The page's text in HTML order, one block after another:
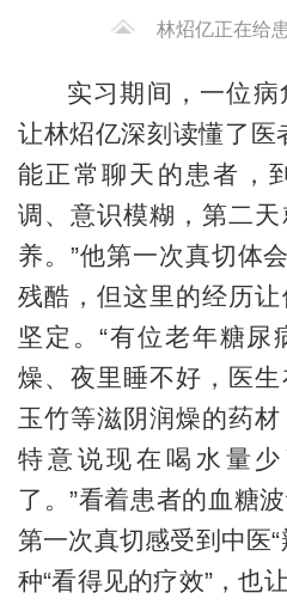
林炤亿正在给
实习期间，一位病
让林炤亿深刻读懂了医
能正常聊天的患者，
调、意识模糊，第二
养。”他第一次真切体
残酷，但这里的经历
坚定。“有位老年糖尿
燥、夜里睡不好，医生
玉竹等滋阴润燥的药
特意说现在喝水量
了。”看着患者的血糖
第一次真切感受到中医
种“看得见的疗效”，也